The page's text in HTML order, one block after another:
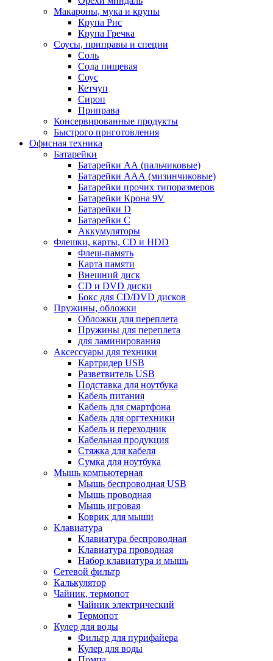
Макароны, мука и крупы
Крупа Рис
Крупа Гречка
Соусы, приправы и специи
Соль
Сода пищевая
Соус
Кетчуп
Сироп
Приправа
Консервированные продукты
Быстрого приготовления
Офисная техника
Батарейки
Батарейки АА (пальчиковые)
Батарейки ААА (мизинчиковые)
Батарейки прочих типоразмеров
Батарейки Крона 9V
Батарейки D
Батарейки С
Аккумуляторы
Флешки, карты, CD и HDD
Флеш-память
Карта памяти
Внешний диск
CD и DVD диски
Бокс для CD/DVD дисков
Пружины, обложки
Обложки для переплета
Пружины для переплета
для ламинирования
Аксессуары для техники
Картридер USB
Разветвитель USB
Подставка для ноутбука
Кабель питания
Кабель для смартфона
Кабель для оргтехники
Кабель и переходник
Кабельная продукция
Стяжка для кабеля
Сумка для ноутбука
Мышь компьютерная
Мышь беспроводная USB
Мышь проводная
Мышь игровая
Коврик для мыши
Клавиатура
Клавиатура беспроводная
Клавиатура проводная
Набор клавиатура и мышь
Сетевой фильтр
Калькулятор
Чайник, термопот
Чайник электрический
Термопот
Кулер для воды
Фильтр для пурифайера
Кулер для воды